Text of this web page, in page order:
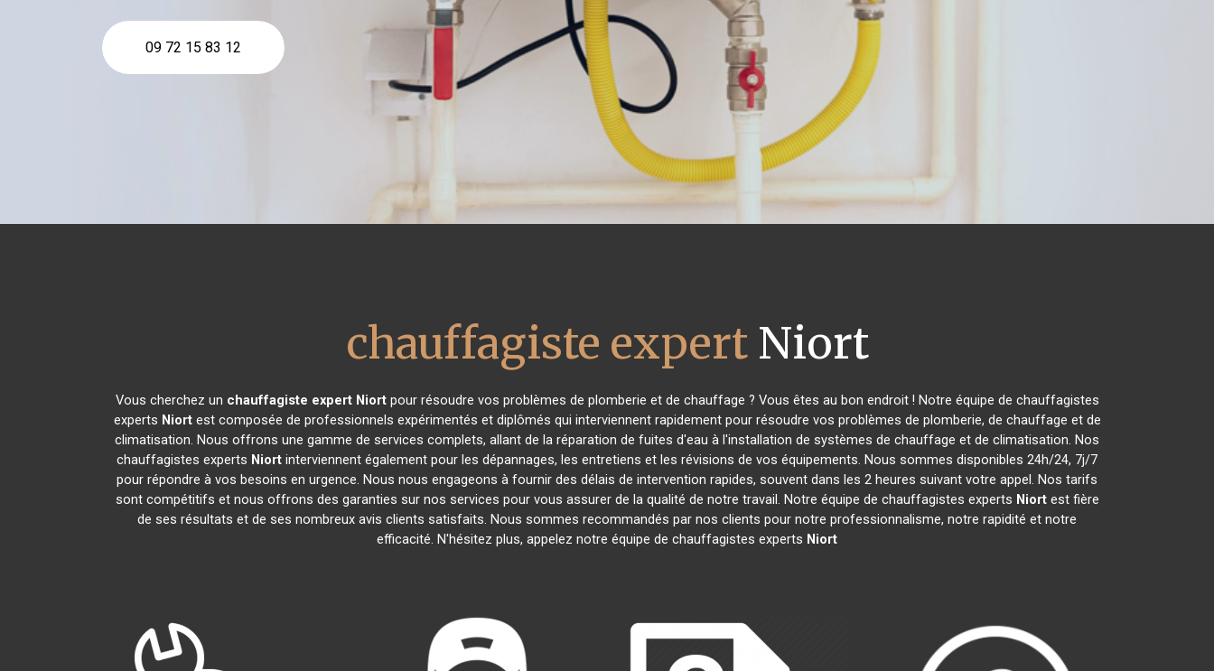
09 72 15 83 12
chauffagiste expertNiort
Vous cherchez un chauffagiste expert Niortpour résoudre vos problèmes de plomberie et de chauffage ? Vous êtes au bon endroit ! Notre équipe de chauffagistes
experts Niortest composée de professionnels expérimentés et diplômés qui interviennent rapidement pour résoudre vos problèmes de plomberie, de chauffage et de
climatisation. Nous offrons une gamme de services complets, allant de la réparation de fuites d'eau à l'installation de systèmes de chauffage et de climatisation. Nos
chauffagistes experts Niort interviennent également pour les dépannages, les entretiens et les révisions de vos équipements. Nous sommes disponibles 24h/24, 7j/7
pour répondre à vos besoins en urgence. Nous nous engageons à fournir des délais de intervention rapides, souvent dans les 2 heures suivant votre appel. Nos tarifs
sont compétitifs et nous offrons des garanties sur nos services pour vous assurer de la qualité de notre travail. Notre équipe de chauffagistes experts Niortest fière
de ses résultats et de ses nombreux avis clients satisfaits. Nous sommes recommandés par nos clients pour notre professionnalisme, notre rapidité et notre
efficacité. N'hésitez plus, appelez notre équipe de chauffagistes experts Niort